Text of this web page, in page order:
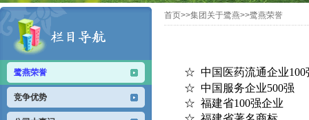
鹭燕荣誉
竞争优势
首页>>集团关于鹭燕>>鹭燕荣誉
☆ 中国医药流通企业100
☆ 中国服务企业500强
☆ 福建省100强企业